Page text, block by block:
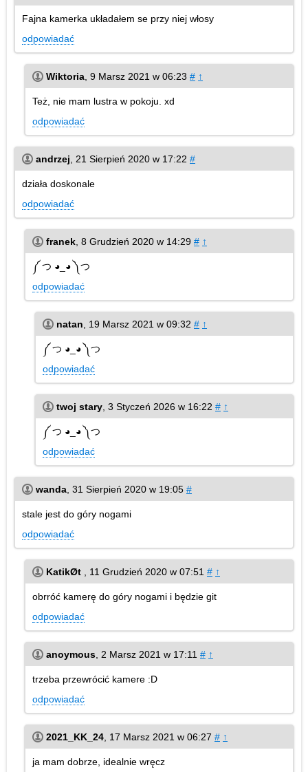
Fajna kamerka układałem se przy niej włosy
odpowiadać
Wiktoria 9 Marsz 2021 w 06:23 # ↑
Też, nie mam lustra w pokoju. xd
odpowiadać
andrzej 21 Sierpień 2020 w 17:22 #
działa doskonale
odpowiadać
franek 8 Grudzień 2020 w 14:29 # ↑
༼ つ ◕_◕ ༽つ
odpowiadać
natan 19 Marsz 2021 w 09:32 # ↑
༼ つ ◕_◕ ༽つ
odpowiadać
twoj stary 3 Styczeń 2026 w 16:22 # ↑
༼ つ ◕_◕ ༽つ
odpowiadać
wanda 31 Sierpień 2020 w 19:05 #
stale jest do góry nogami
odpowiadać
KatikØt 11 Grudzień 2020 w 07:51 # ↑
obrróć kamerę do góry nogami i będzie git
odpowiadać
anoymous 2 Marsz 2021 w 17:11 # ↑
trzeba przewrócić kamere :D
odpowiadać
2021_KK_24 17 Marsz 2021 w 06:27 # ↑
ja mam dobrze, idealnie wręcz